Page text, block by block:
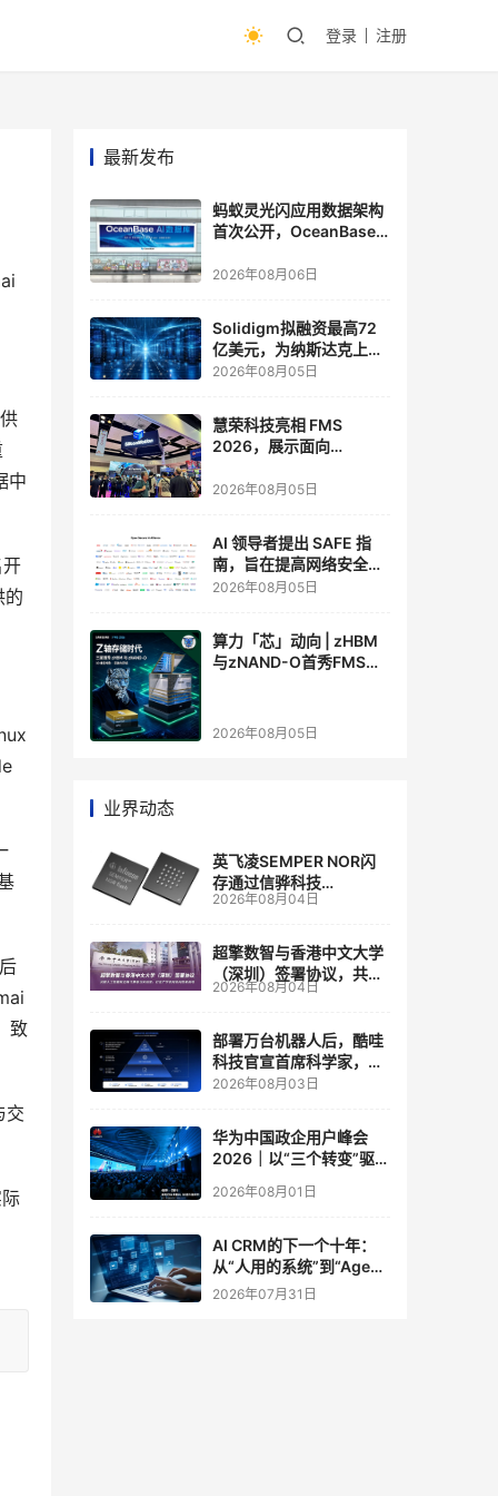
登录 注册
中
的
致
交
最新发布
蚂蚁灵光闪应用数据架构
首次公开，OceanBase
2026年08月06日
Solidigm拟融资最高72
亿美元，为纳斯达克上市
做准备
2026年08月05日
慧荣科技亮相 FMS
2026，展示面向
存储方案
2026年08月05日
AI 领导者提出 SAFE 指
南，旨在提高网络安全透
明度
2026年08月05日
算力「芯」动向 | zHBM
与zNAND-O首秀FMS
个维度，z轴算盘的魅力
2026年08月05日
业界动态
英飞凌SEMPER NOR闪
存通过信骅科技
AST2700 BMC认证，全
管理
2026年08月04日
超擎数智与香港中文大学
（深圳）签署协议，共建
人工智能和边缘计算联合
2026年08月04日
部署万台机器人后，酷哇
科技官宣首席科学家，要
让世界模型交付生产力
2026年08月03日
华为中国政企用户峰会
2026｜以“三个转变”驱动
2026年08月01日
AI CRM的下一个十年：
从“人用的系统”到“Agent
调用的底座”
2026年07月31日